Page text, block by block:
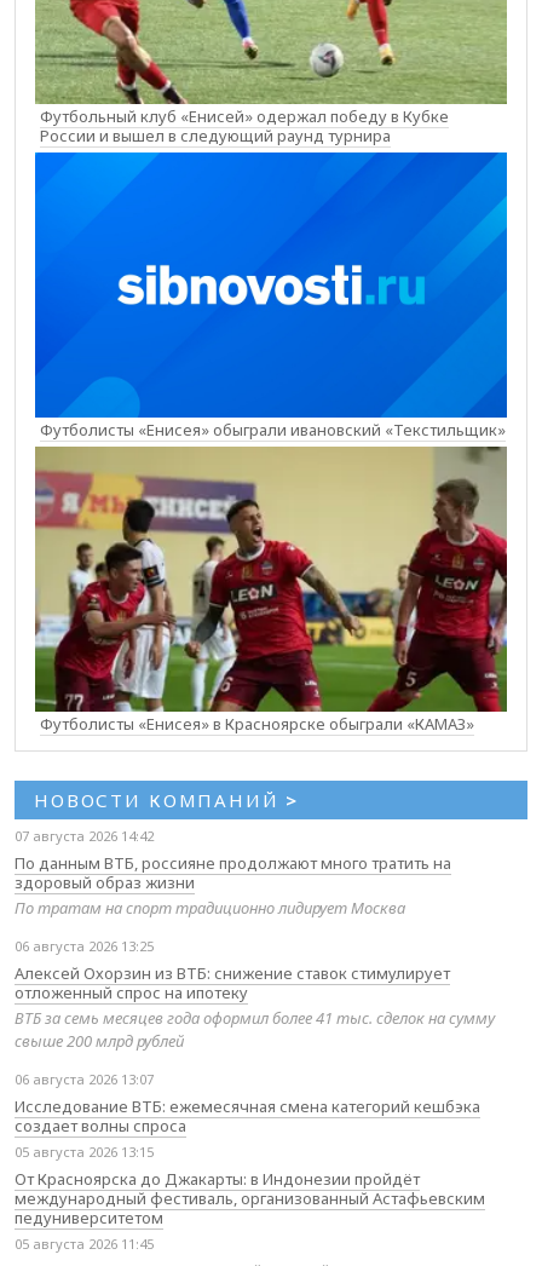
Футбольный клуб «Енисей» одержал победу в Кубке
России и вышел в следующий раунд турнира
Футболисты «Енисея» обыграли ивановский «Текстильщик»
Футболисты «Енисея» в Красноярске обыграли «КАМАЗ»
НОВОСТИ КОМПАНИЙ >
07 августа 2026 14:42
По данным ВТБ, россияне продолжают много тратить на
здоровый образ жизни
По тратам на спорт традиционно лидирует Москва
06 августа 2026 13:25
Алексей Охорзин из ВТБ: снижение ставок стимулирует
отложенный спрос на ипотеку
ВТБ за семь месяцев года оформил более 41 тыс. сделок на сумму
свыше 200 млрд рублей
06 августа 2026 13:07
Исследование ВТБ: ежемесячная смена категорий кешбэка
создает волны спроса
05 августа 2026 13:15
От Красноярска до Джакарты: в Индонезии пройдёт
международный фестиваль, организованный Астафьевским
педуниверситетом
05 августа 2026 11:45